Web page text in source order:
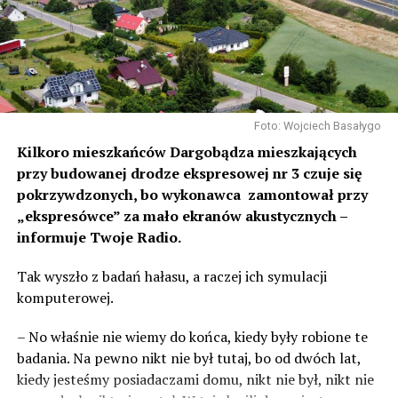
Foto: Wojciech Basałygo
Kilkoro mieszkańców Dargobądza mieszkających
przy budowanej drodze ekspresowej nr 3 czuje się
pokrzywdzonych, bo wykonawca zamontował przy
„ekspresówce” za mało ekranów akustycznych –
informuje Twoje Radio.
Tak wyszło z badań hałasu, a raczej ich symulacji
komputerowej.
– No właśnie nie wiemy do końca, kiedy były robione te
badania. Na pewno nikt nie był tutaj, bo od dwóch lat,
kiedy jesteśmy posiadaczami domu, nikt nie był, nikt nie